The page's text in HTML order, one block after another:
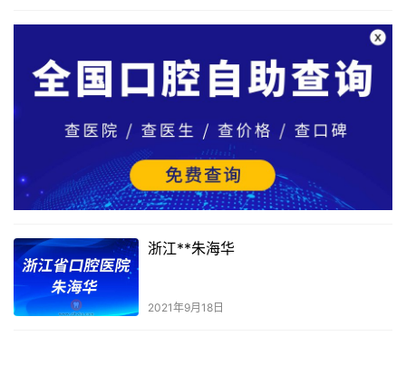
浙江**朱海华
2021年9月18日